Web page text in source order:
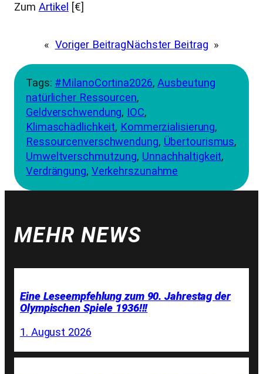
Zum Artikel [€]
« Voriger BeitragNächster Beitrag »
Tags: #MilanoCortina2026, Ausbeutung
natürlicher Ressourcen
Geldverschwendung, IOC
Klimaschädlichkeit, Kommerzialisierung
Ressourcenverschwendung, Übertourismus
Umweltverschmutzung, Unnachhaltigkeit
Verdrängung, Verkehrszunahme
MEHR NEWS
Eine Leseempfehlung zum 90. Jahrestag der
Olympischen Spiele 1936!!!
1. August 2026